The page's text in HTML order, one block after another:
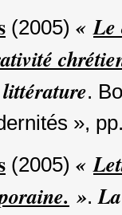
(2005) «Le
.
»,
(2005) «
».